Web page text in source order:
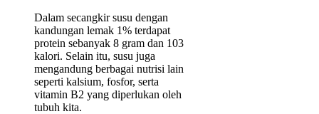
Dalam secangkir susu dengan
kandungan lemak 1% terdapat
protein sebanyak 8 gram dan 103
kalori. Selain itu, susu juga
mengandung berbagai nutrisi lain
seperti kalsium, fosfor, serta
vitamin B2 yang diperlukan oleh
tubuh kita.